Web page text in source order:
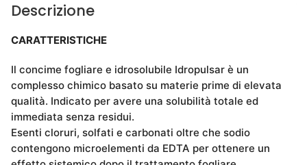
Descrizione
CARATTERISTICHE
Il concime fogliare e idrosolubile Idropulsar è un
complesso chimico basato su materie prime di elevata
qualità. Indicato per avere una solubilità totale ed
immediata senza residui.
Esenti cloruri, solfati e carbonati oltre che sodio
contengono microelementi da EDTA per ottenere un